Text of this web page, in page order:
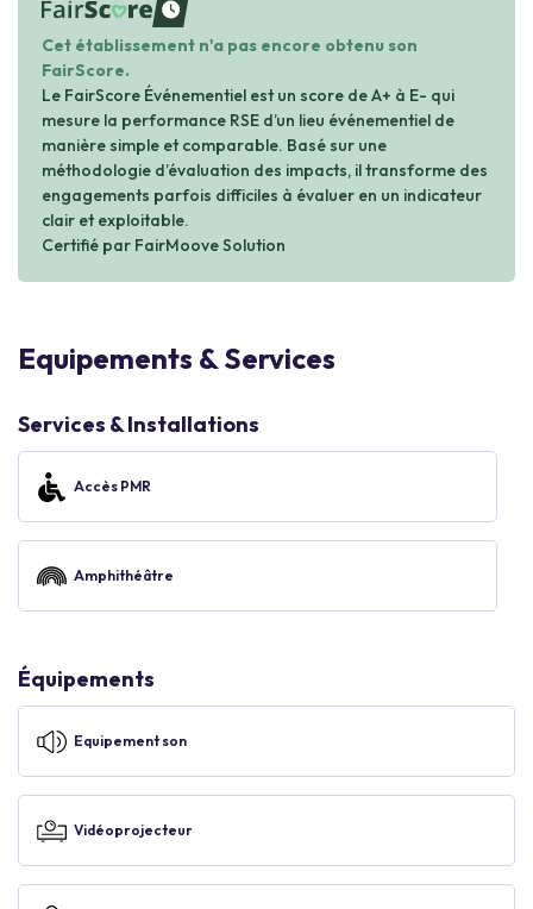
waiting
Cet établissement n'a pas encore obtenu son
FairScore.
Le FairScore Événementiel est un score de A+ à E- qui
mesure la performance RSE d’un lieu événementiel de
manière simple et comparable. Basé sur une
méthodologie d’évaluation des impacts, il transforme des
engagements parfois difficiles à évaluer en un indicateur
clair et exploitable.
Certifié par FairMoove Solution
Equipements & Services
Services & Installations
Accès PMR
Amphithéâtre
Équipements
Equipement son
Vidéoprojecteur